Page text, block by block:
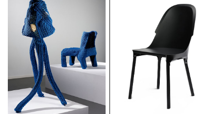
en présentant des projets
autours de l’image dans un
sens plus large en intérieur.
Pour l’édition 2018, L’ECAL était
pour la quatrième fois associée
au festival en poursuivant la
recherche de dispositifs
particuliers d’expositions
d’image en plein air. Il s’agit
d’imaginer un photomaton. Un
espace pour se prendre en
photo seul ou à plusieurs. Le
déclenchement, le fonds, le
processus global devra